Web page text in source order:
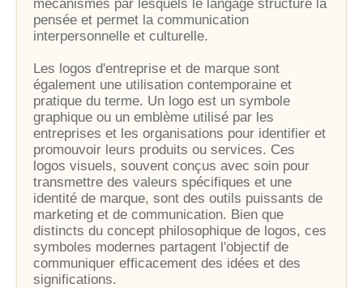
mécanismes par lesquels le langage structure la
pensée et permet la communication
interpersonnelle et culturelle.
Les logos d'entreprise et de marque sont
également une utilisation contemporaine et
pratique du terme. Un logo est un symbole
graphique ou un emblème utilisé par les
entreprises et les organisations pour identifier et
promouvoir leurs produits ou services. Ces
logos visuels, souvent conçus avec soin pour
transmettre des valeurs spécifiques et une
identité de marque, sont des outils puissants de
marketing et de communication. Bien que
distincts du concept philosophique de logos, ces
symboles modernes partagent l'objectif de
communiquer efficacement des idées et des
significations.